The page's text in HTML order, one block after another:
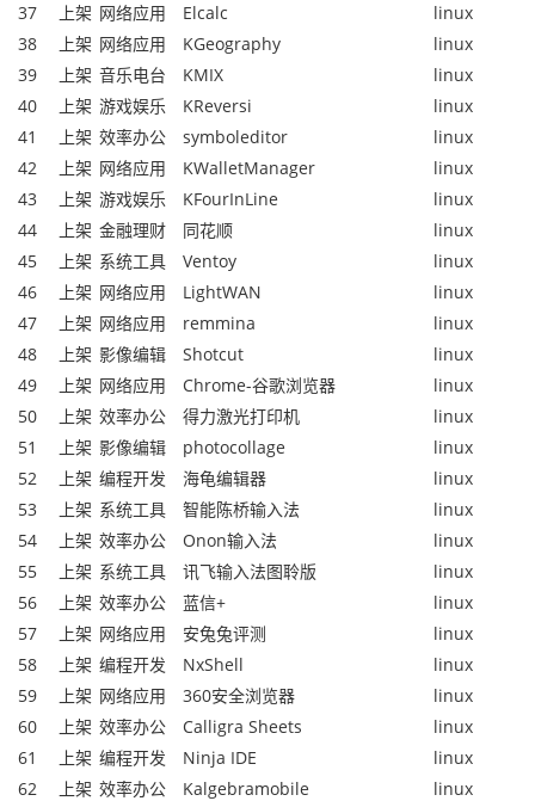
37
上架 网络应用 Elcalc
linux
38
上架 网络应用 KGeography
linux
39
上架 音乐电台 KMIX
linux
40
上架 游戏娱乐 KReversi
linux
41
上架 效率办公 symboleditor
linux
42
上架 网络应用 KWalletManager
linux
43
上架 游戏娱乐 KFourInLine
linux
44
上架 金融理财 同花顺
linux
45
上架 系统工具 Ventoy
linux
46
上架 网络应用 LightWAN
linux
47
上架 网络应用 remmina
linux
48
上架 影像编辑 Shotcut
linux
49
上架 网络应用 Chrome-谷歌浏览器
linux
50
上架 效率办公 得力激光打印机
linux
51
上架 影像编辑 photocollage
linux
52
上架 编程开发 海龟编辑器
linux
53
上架 系统工具 智能陈桥输入法
linux
54
上架 效率办公 Onon输入法
linux
55
上架 系统工具 讯飞输入法图聆版
linux
56
上架 效率办公 蓝信+
linux
57
上架 网络应用 安兔兔评测
linux
58
上架 编程开发 NxShell
linux
59
上架 网络应用 360安全浏览器
linux
60
上架 效率办公 Calligra Sheets
linux
61
上架 编程开发 Ninja IDE
linux
62
上架 效率办公 Kalgebramobile
linux